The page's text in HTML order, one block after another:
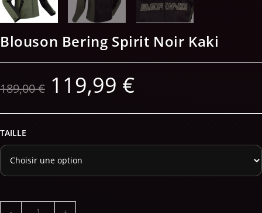
Blouson Bering Spirit Noir Kaki
189,00€ 119,99 €
TAILLE